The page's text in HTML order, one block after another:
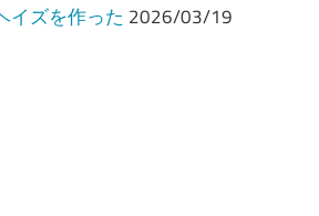
イズを作った 2026/03/19